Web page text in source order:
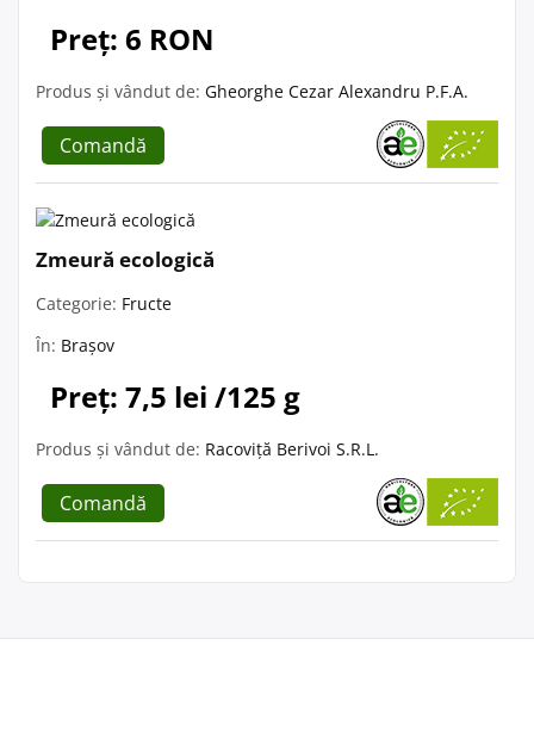
Preț: 6 RON
Produs și vândut de: Gheorghe Cezar Alexandru P.F.A.
Comandă
Zmeură ecologică
Categorie: Fructe
În: Brașov
Preț: 7,5 lei /125 g
Produs și vândut de: Racoviță Berivoi S.R.L.
Comandă